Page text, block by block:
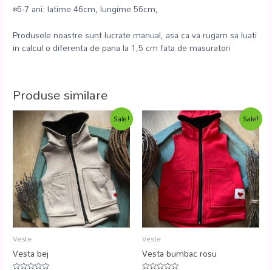
•6-7 ani: latime 46cm, lungime 56cm,
Produsele noastre sunt lucrate manual, asa ca va rugam sa luati
in calcul o diferenta de pana la 1,5 cm fata de masuratori
Produse similare
Sale!
Veste
Vesta bej
Sale!
Veste
Vesta bumbac rosu